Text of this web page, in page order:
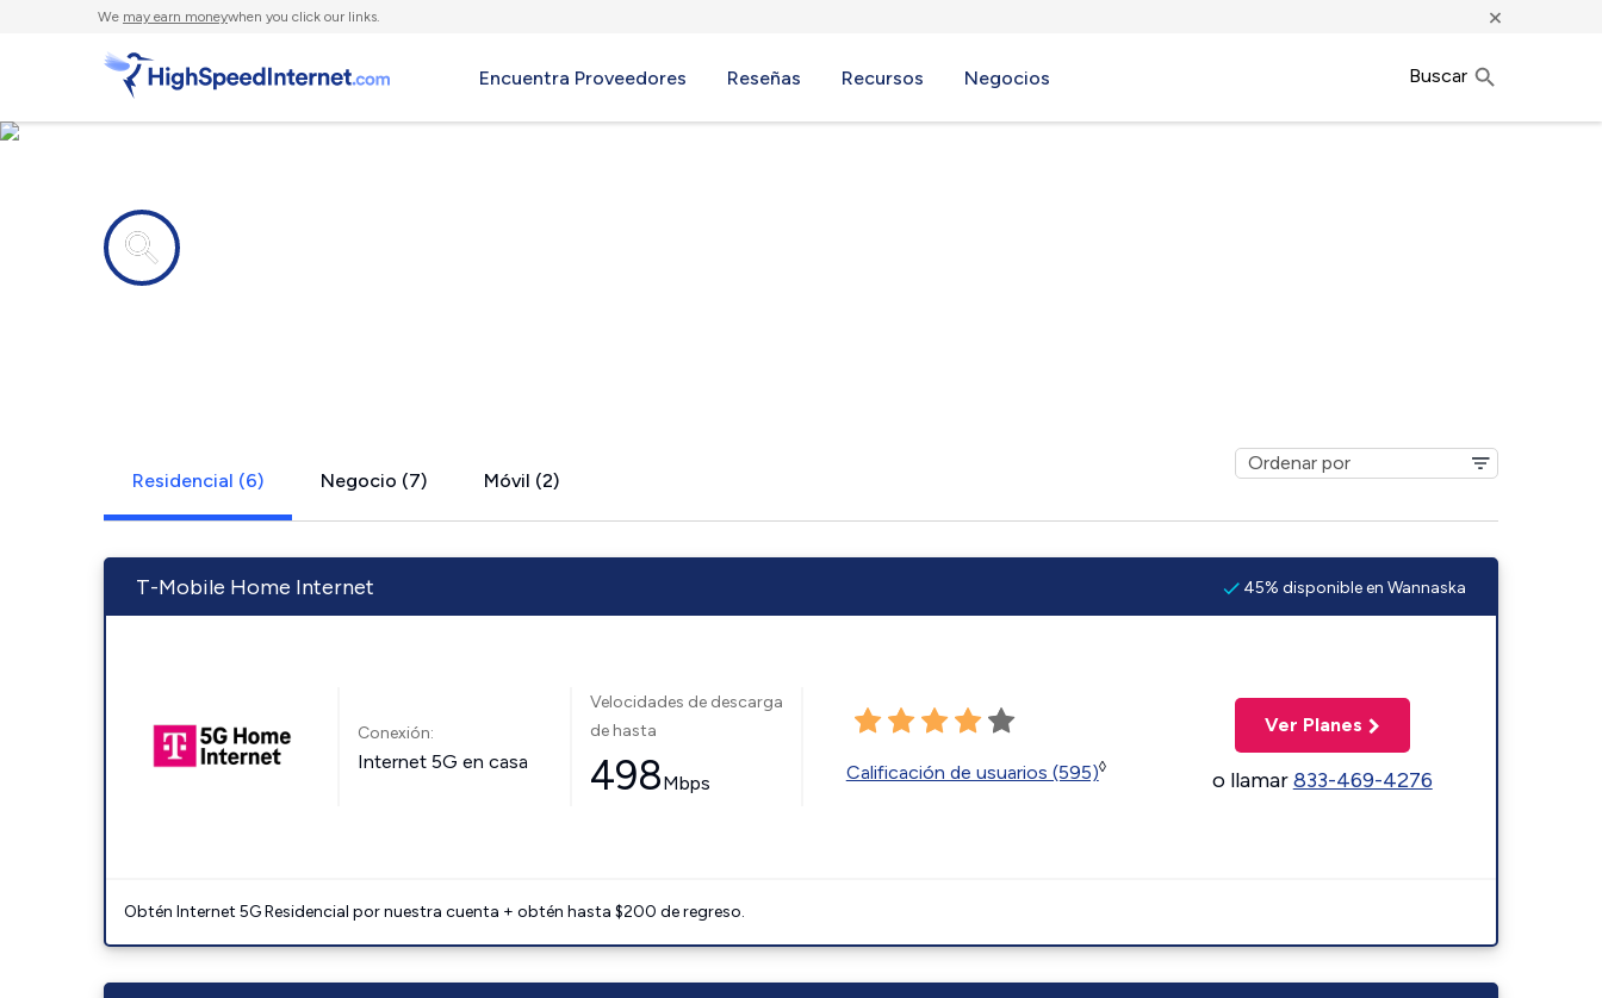
We may earn moneywhen you click our links. ×
Encuentra Proveedores Reseñas Recursos Negocios Buscar
Residencial (6) Negocio (7) Móvil (2)
T-Mobile Home Internet 45% disponible en Wannaska
Conexión:
Internet 5G en casa
Velocidades de descarga
de hasta
498Mbps Calificación de usuarios (595)◊
Ver Planes
o llamar833-469-4276
Obtén Internet 5G Residencial por nuestra cuenta + obtén hasta $200 de regreso.